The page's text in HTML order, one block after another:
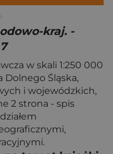
kraj. -
w skali 1:250 000
Dolnego Śląska,
i wojewódzkich,
2 strona - spis